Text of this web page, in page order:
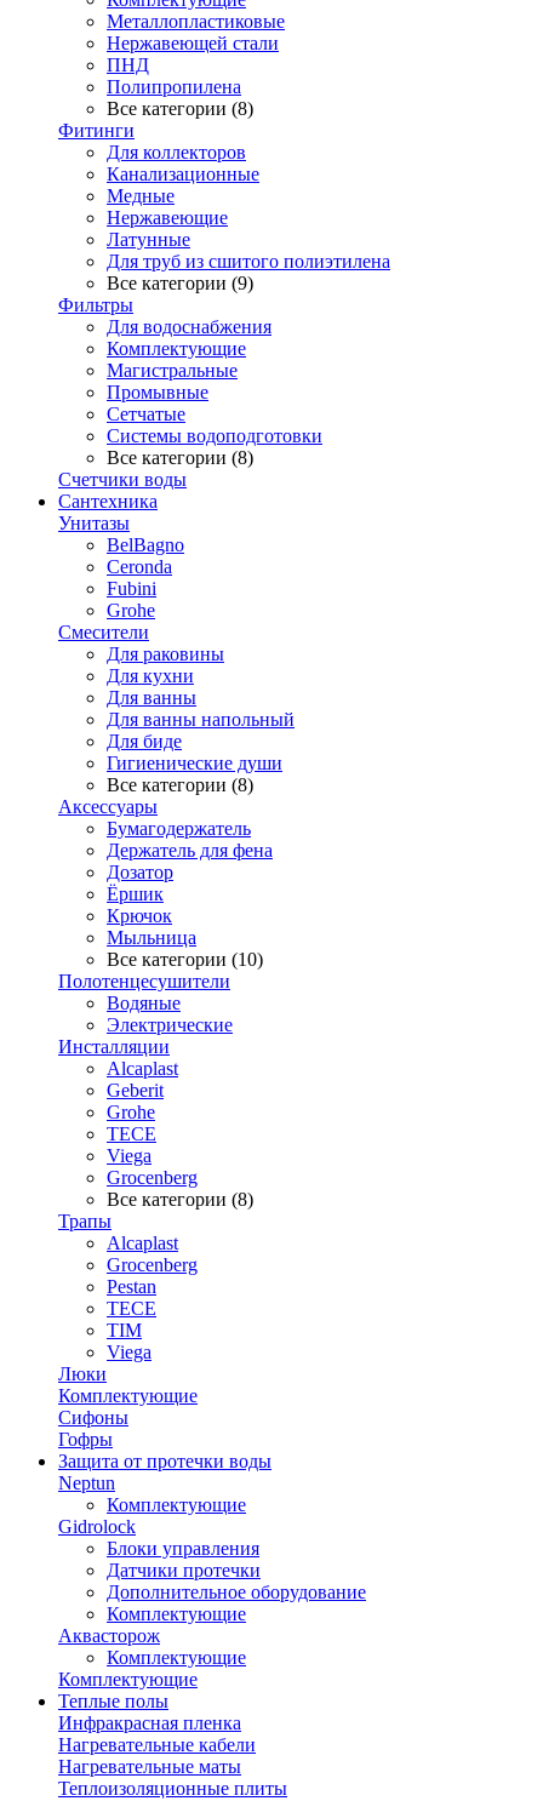
Металлопластиковые
Нержавеющей стали
ПНД
Полипропилена
Все категории (8)
Фитинги
Для коллекторов
Канализационные
Медные
Нержавеющие
Латунные
Для труб из сшитого полиэтилена
Все категории (9)
Фильтры
Для водоснабжения
Комплектующие
Магистральные
Промывные
Сетчатые
Системы водоподготовки
Все категории (8)
Счетчики воды
Сантехника
Унитазы
BelBagno
Ceronda
Fubini
Grohe
Смесители
Для раковины
Для кухни
Для ванны
Для ванны напольный
Для биде
Гигиенические души
Все категории (8)
Аксессуары
Бумагодержатель
Держатель для фена
Дозатор
Ёршик
Крючок
Мыльница
Все категории (10)
Полотенцесушители
Водяные
Электрические
Инсталляции
Alcaplast
Geberit
Grohe
TECE
Viega
Grocenberg
Все категории (8)
Трапы
Alcaplast
Grocenberg
Pestan
TECE
TIM
Viega
Люки
Комплектующие
Сифоны
Гофры
Защита от протечки воды
Neptun
Комплектующие
Gidrolock
Блоки управления
Датчики протечки
Дополнительное оборудование
Комплектующие
Аквасторож
Комплектующие
Комплектующие
Теплые полы
Инфракрасная пленка
Нагревательные кабели
Нагревательные маты
Теплоизоляционные плиты